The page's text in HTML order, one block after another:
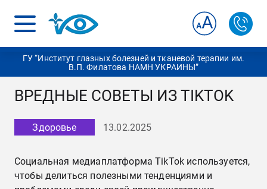
ГУ “Институт глазных болезней и тканевой терапии им.
В.П. Филатова НАМН УКРАИНЫ”
ВРЕДНЫЕ СОВЕТЫ ИЗ TIKTOK
Здоровье 13.02.2025
Социальная медиаплатформа TikTok используется,
чтобы делиться полезными тенденциями и